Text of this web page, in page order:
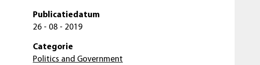
Publicatiedatum
26 - 08 - 2019
Categorie
Politics and Government